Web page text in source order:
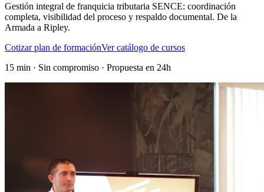
Gestión integral de franquicia tributaria SENCE: coordinación
completa, visibilidad del proceso y respaldo documental. De la
Armada a Ripley.
Cotizar plan de formaciónVer catálogo de cursos
15 min · Sin compromiso · Propuesta en 24h